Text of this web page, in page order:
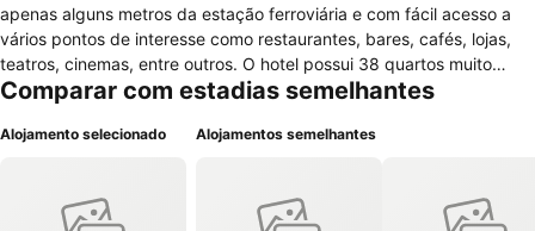
apenas alguns metros da estação ferroviária e com fácil acesso a
vários pontos de interesse como restaurantes, bares, cafés, lojas,
teatros, cinemas, entre outros. O hotel possui 38 quartos muito
confortáveis e com um design moderno com vários serviços
mini-bar.Estão também disponiveis lavandaria, limpeza a seco,
do restaurante próprio do hotel.
Comparar com estadias semelhantes
Alojamento selecionado Alojamentos semelhantes